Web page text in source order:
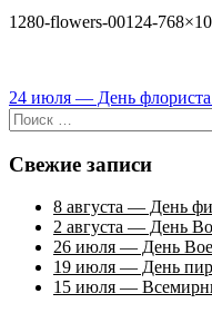
1280-flowers-00124-
Навигация
по
записям
24 июля — День флориста
Искать:
Свежие записи
8 августа — День
2 августа — День
26 июля — День
19 июля — День
15 июля —